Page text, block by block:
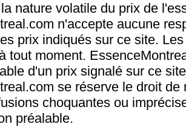
nature volatile du prix de
n'accepte aucune
prix indiqués sur ce site.
tout moment.
d'un prix signalé sur ce
se réserve le droit de
choquantes ou
préalable.